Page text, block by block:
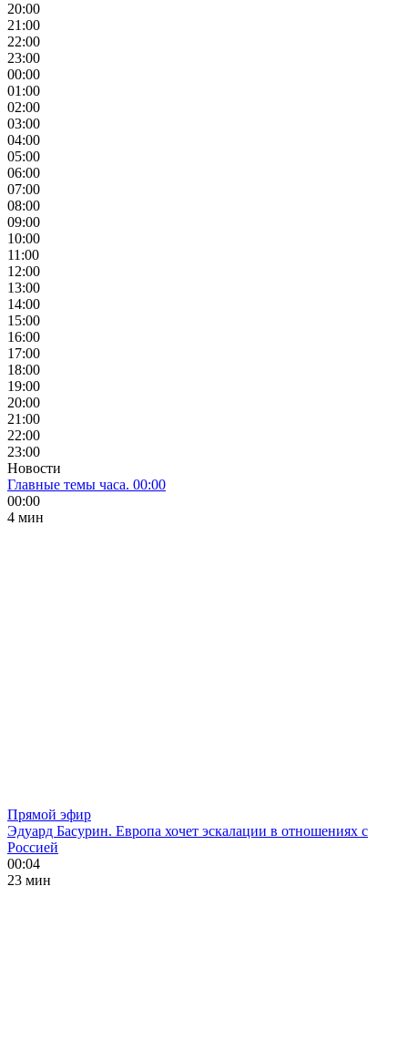
20:00
21:00
22:00
23:00
00:00
01:00
02:00
03:00
04:00
05:00
06:00
07:00
08:00
09:00
10:00
11:00
12:00
13:00
14:00
15:00
16:00
17:00
18:00
19:00
20:00
21:00
22:00
23:00
Новости
Главные темы часа. 00:00
00:00
4 мин
Прямой эфир
Эдуард Басурин. Европа хочет эскалации в отношениях с
Россией
00:04
23 мин